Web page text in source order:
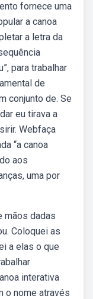
fornece uma
a canoa
a letra da
para trabalhar
de
conjunto de. Se
eu tirava a
Webfaça
“a canoa
aos
uma por
mãos dadas
Coloquei as
a elas o que
interativa
o nome através